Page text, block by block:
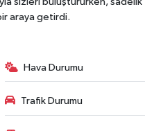
araya getirdi.
Hava Durumu
Trafik Durumu